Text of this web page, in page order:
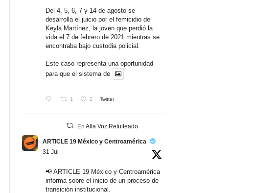
Del 4, 5, 6, 7 y 14 de agosto se
desarrolla el juicio por el femicidio de
Keyla Martínez, la joven que perdió la
vida el 7 de febrero de 2021 mientras se
encontraba bajo custodia policial.
Este caso representa una oportunidad
para que el sistema de
1 2 Twitter
En Alta Voz Retuiteado
ARTICLE 19 México y Centroamérica
31 Jul
📢 ARTICLE 19 México y Centroamérica
informa sobre el inicio de un proceso de
transición institucional.